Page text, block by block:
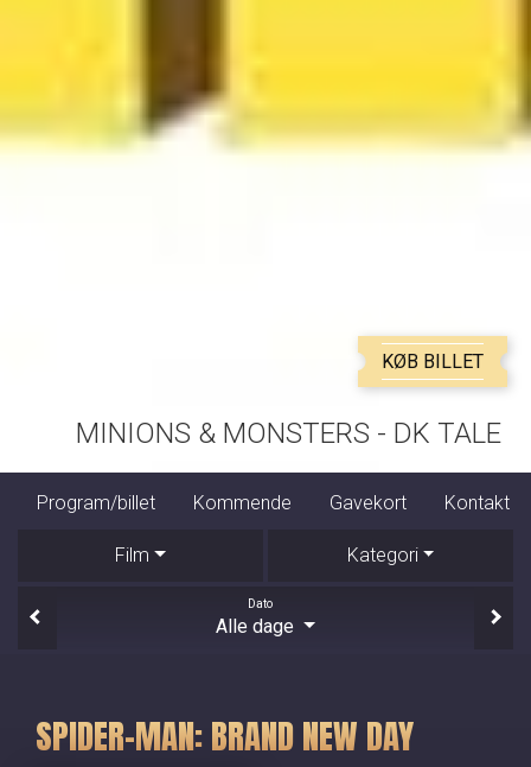
MINIONS & MONSTERS - DK TALE
KØB BILLET
Kommende Gavekort Kontakt Dine billetter
Film Kategori
Dato
Alle dage
SPIDER-MAN: BRAND NEW DAY